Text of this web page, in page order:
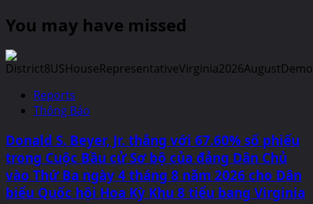
You may have missed
Reports
Thông Báo
Donald S. Beyer, Jr. thắng với 67.60% số phiếu
trong Cuộc Bầu cử Sơ bộ của đảng Dân Chủ
vào Thứ Ba ngày 4 tháng 8 năm 2026 cho Dân
biểu Quốc hội Hoa Kỳ Khu 8 tiểu bang Virginia